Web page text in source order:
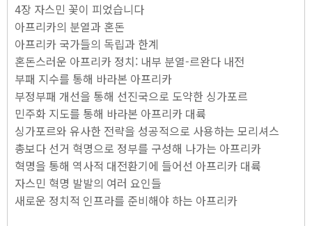
4장 자스민 꽃이 피었습니다
아프리카의 분열과 혼돈
아프리카 국가들의 독립과 한계
혼돈스러운 아프리카 정치: 내부 분열-르완다 내전
부패 지수를 통해 바라본 아프리카
부정부패 개선을 통해 선진국으로 도약한 싱가포르
민주화 지도를 통해 바라본 아프리카 대륙
싱가포르와 유사한 전략을 성공적으로 사용하는 모리셔스
총보다 선거 혁명으로 정부를 구성해 나가는 아프리카
혁명을 통해 역사적 대전환기에 들어선 아프리카 대륙
자스민 혁명 발발의 여러 요인들
새로운 정치적 인프라를 준비해야 하는 아프리카